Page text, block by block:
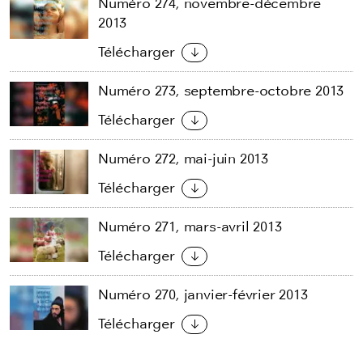
Numéro 274, novembre-décembre
2013
Télécharger
Numéro 273, septembre-octobre 2013
Télécharger
Numéro 272, mai-juin 2013
Télécharger
Numéro 271, mars-avril 2013
Télécharger
Numéro 270, janvier-février 2013
Télécharger